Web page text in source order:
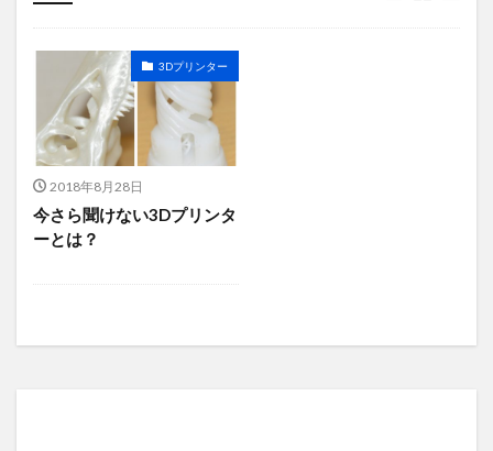
3Dプリンター
2018年8月28日
今さら聞けない3Dプリンタ
ーとは？